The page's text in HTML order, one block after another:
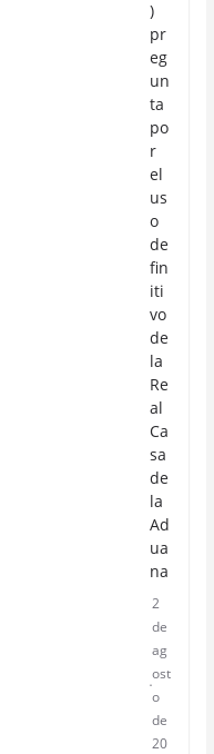
)
pr
eg
un
ta
po
r
el
us
o
de
fin
iti
vo
de
la
Re
al
Ca
sa
de
la
Ad
ua
na
2
de
ag
ost
o
de
20